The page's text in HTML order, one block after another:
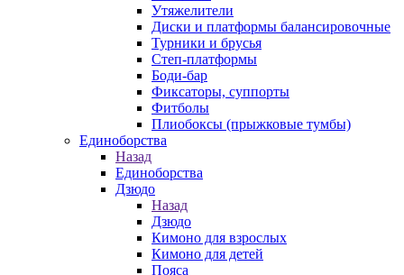
Утяжелители
Диски и платформы балансировочные
Турники и брусья
Степ-платформы
Боди-бар
Фиксаторы, суппорты
Фитболы
Плиобоксы (прыжковые тумбы)
Единоборства
Назад
Единоборства
Дзюдо
Назад
Дзюдо
Кимоно для взрослых
Кимоно для детей
Пояса